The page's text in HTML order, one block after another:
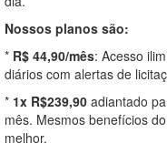
Nossos planos são:
* R$ 44,90/mês: Acesso
diários com alertas de
* 1x R$239,90 adiantado
mês. Mesmos benefícios
melhor.